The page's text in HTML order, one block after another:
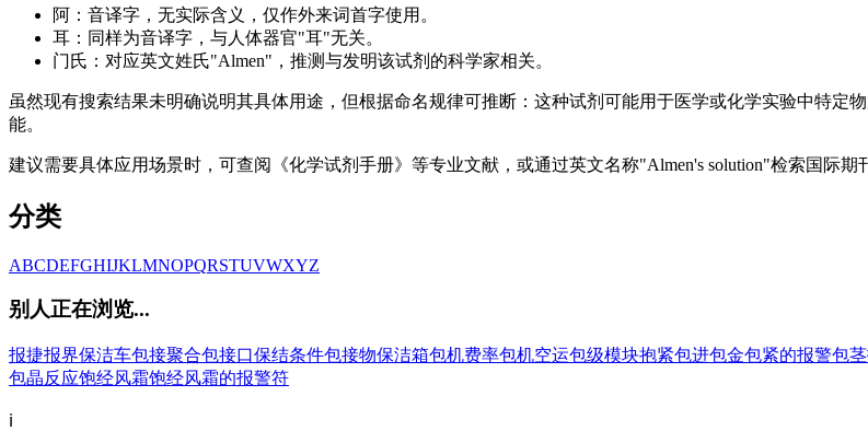
阿：音译字，无实际含义，仅作外来词首字使用。
耳：同样为音译字，与人体器官"耳"无关。
门氏：对应英文姓氏"Almen"，推测与发明该试剂的科学家相关。
虽然现有搜索结果未明确说明其具体用途，但根据命名规律可推断：这种试剂可能用于医学或化学实验中特
能。
建议需要具体应用场景时，可查阅《化学试剂手册》等专业文献，或通过英文名称"Almen's solution"检索国际期
分类
ABCDEFGHIJKLMNOPQRSTUVWXYZ
别人正在浏览...
报捷报界保洁车包接聚合包接口保结条件包接物保洁箱包机费率包机空运包级模块抱紧包进包金包紧的报警包茎
包晶反应饱经风霜饱经风霜的报警符
ℹ️